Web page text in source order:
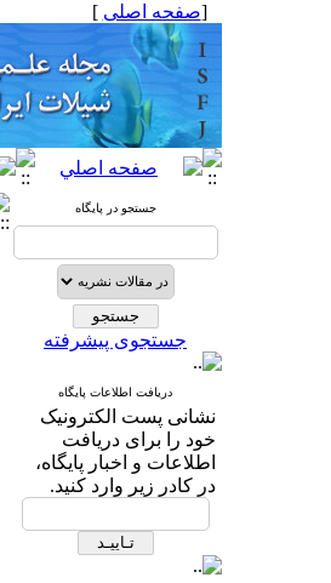
[صفحه اصلی ]
جستجو در پایگاه
جستجوی پیشرفته
دریافت اطلاعات پایگاه
نشانی پست الکترونیک
خود را برای دریافت
اطلاعات و اخبار پایگاه،
در کادر زیر وارد کنید.